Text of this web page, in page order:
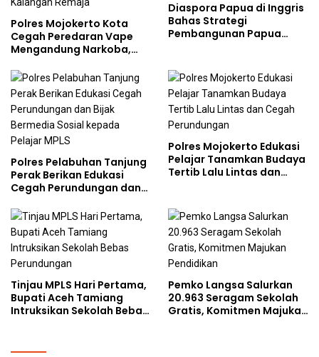
Polres Mojokerto Kota
Cegah Peredaran Vape
Mengandung Narkoba,
Kalangan Remaja
Diaspora Papua di Inggris
Bahas Strategi
Pembangunan Papua
Polres Pelabuhan Tanjung
Perak Berikan Edukasi
Cegah Perundungan dan
kepada Pelajar MPLS
Polres Mojokerto Edukasi
Pelajar Tanamkan Budaya
Tertib Lalu Lintas dan
Tinjau MPLS Hari Pertama,
Bupati Aceh Tamiang
Intruksikan Sekolah Bebas
Pemko Langsa Salurkan
20.963 Seragam Sekolah
Gratis, Komitmen Majukan